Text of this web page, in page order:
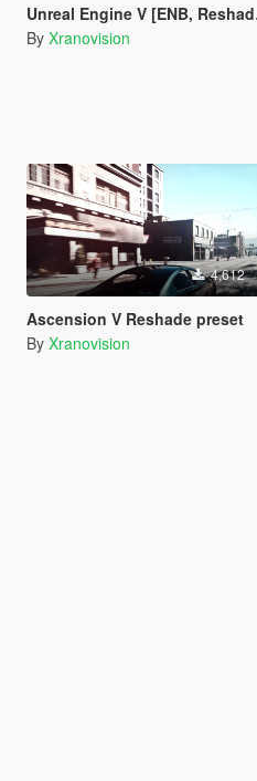
Unreal Engine V [ENB, Reshade & VisualV]
By Xranovision
4,612
Ascension V Reshade preset
By Xranovision